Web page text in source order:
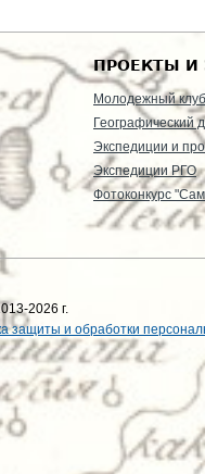
ПРОЕКТЫ И
Молодежный клуб
Географический
Экспедиции и
Экспедиции РГО
Фотоконкурс
2026 г.
защиты и обработки